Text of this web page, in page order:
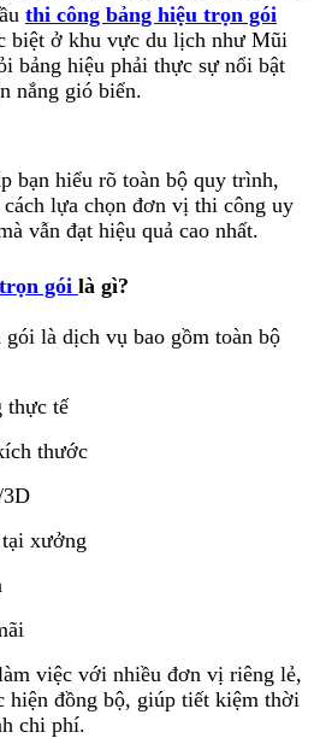
thi công bảng hiệu trọn gói
biệt ở khu vực du lịch như Mũi
bảng hiệu phải thực sự nổi bật
nắng gió biển.
bạn hiểu rõ toàn bộ quy trình,
lựa chọn đơn vị thi công uy
vẫn đạt hiệu quả cao nhất.
gói là gì?
là dịch vụ bao gồm toàn bộ
thực tế
thước
xưởng
việc với nhiều đơn vị riêng lẻ,
đồng bộ, giúp tiết kiệm thời
chi phí.